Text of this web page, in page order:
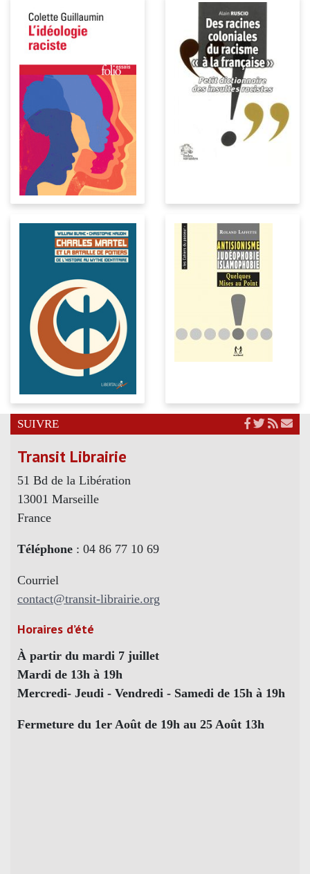
SUIVRE
Transit Librairie
51 Bd de la Libération
13001 Marseille
France
Téléphone : 04 86 77 10 69
Courriel
contact@transit-librairie.org
Horaires d’été
À partir du mardi 7 juillet
Mardi de 13h à 19h
Mercredi- Jeudi - Vendredi - Samedi de 15h à 19h
Fermeture du 1er Août de 19h au 25 Août 13h